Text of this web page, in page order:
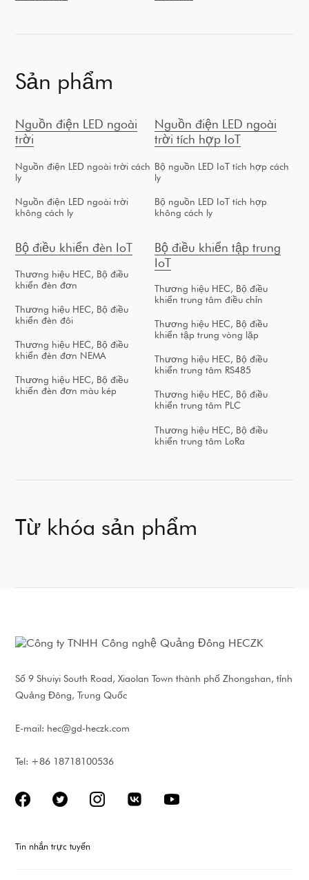
Sản phẩm
Nguồn điện LED ngoài
trời
Nguồn điện LED ngoài trời cách
ly
Nguồn điện LED ngoài trời
không cách ly
Nguồn điện LED ngoài
trời tích hợp IoT
Bộ nguồn LED IoT tích hợp cách
ly
Bộ nguồn LED IoT tích hợp
không cách ly
Bộ điều khiển đèn IoT
Thương hiệu HEC, Bộ điều
khiển đèn đơn
Thương hiệu HEC, Bộ điều
khiển đèn đôi
Thương hiệu HEC, Bộ điều
khiển đèn đơn NEMA
Thương hiệu HEC, Bộ điều
khiển đèn đơn màu kép
Bộ điều khiển tập trung
IoT
Thương hiệu HEC, Bộ điều
khiển trung tâm điều chỉn
Thương hiệu HEC, Bộ điều
khiển tập trung vòng lặp
Thương hiệu HEC, Bộ điều
khiển trung tâm RS485
Thương hiệu HEC, Bộ điều
khiển trung tâm PLC
Thương hiệu HEC, Bộ điều
khiển trung tâm LoRa
Từ khóa sản phẩm
Số 9 Shuiyi South Road, Xiaolan Town thành phố Zhongshan, tỉnh
Quảng Đông, Trung Quốc
E-mail: hec@gd-heczk.com
Tel: +86 18718100536
Tin nhắn trực tuyến